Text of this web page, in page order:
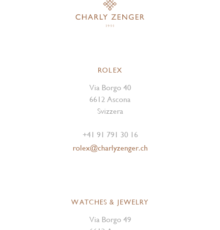
ROLEX
Via Borgo 40
6612 Ascona
Svizzera
+41 91 791 30 16
rolex@charlyzenger.ch
WATCHES & JEWELRY
Via Borgo 49